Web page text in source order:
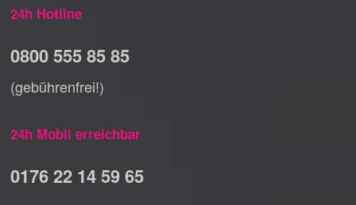
24h Hotline
0800 555 85 85
(gebührenfrei!)
24h Mobil erreichbar
0176 22 14 59 65